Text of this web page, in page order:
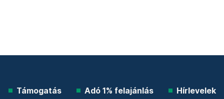
Támogatás Adó 1% felajánlás Hírlevelek